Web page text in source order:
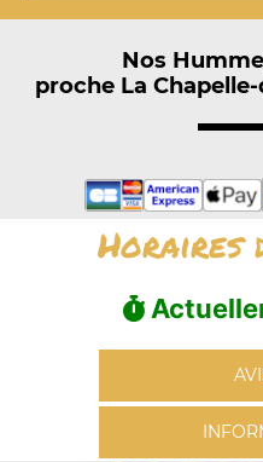
Nos
proche La
Horaires